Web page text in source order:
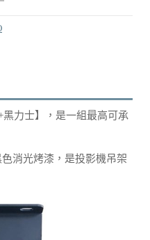
力士】，是一組最高可承
消光烤漆，是投影機吊架